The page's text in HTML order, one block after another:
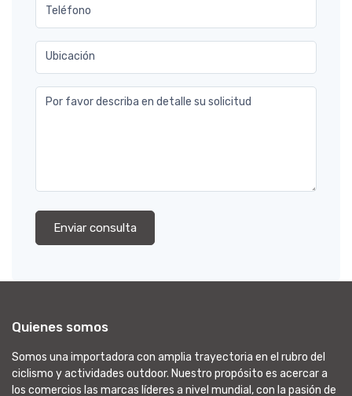
Teléfono
Ubicación
Por favor describa en detalle su solicitud
Enviar consulta
Quienes somos
Somos una importadora con amplia trayectoria en el rubro del
ciclismo y actividades outdoor. Nuestro propósito es acercar a
los comercios las marcas líderes a nivel mundial, con la pasión de